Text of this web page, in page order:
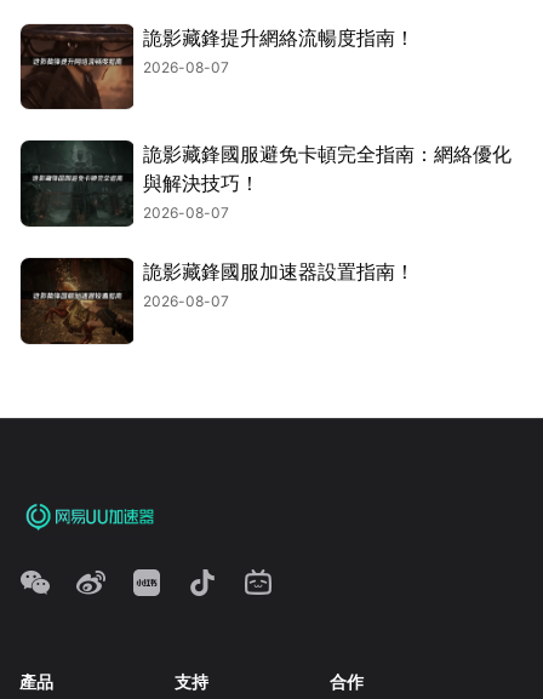
詭影藏鋒提升網絡流暢度指南！
2026-08-07
詭影藏鋒國服避免卡頓完全指南：網絡優化
與解決技巧！
2026-08-07
詭影藏鋒國服加速器設置指南！
2026-08-07
產品 支持 合作